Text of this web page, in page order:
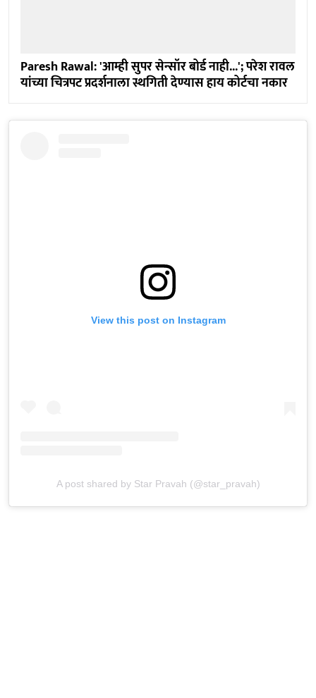
Paresh Rawal: 'आम्ही सुपर सेन्सॉर बोर्ड नाही...'; परेश रावल
यांच्या चित्रपट प्रदर्शनाला स्थगिती देण्यास हाय कोर्टचा नकार
View this post on Instagram
A post shared by Star Pravah (@star_pravah)